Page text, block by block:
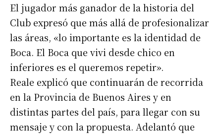
El jugador más ganador de la historia del
Club expresó que más allá de profesionalizar
las áreas, «lo importante es la identidad de
Boca. El Boca que vivi desde chico en
inferiores es el queremos repetir».
Reale explicó que continuarán de recorrida
en la Provincia de Buenos Aires y en
distintas partes del país, para llegar con su
mensaje y con la propuesta. Adelantó que